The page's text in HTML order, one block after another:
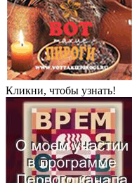
Кликни, чтобы узнать!